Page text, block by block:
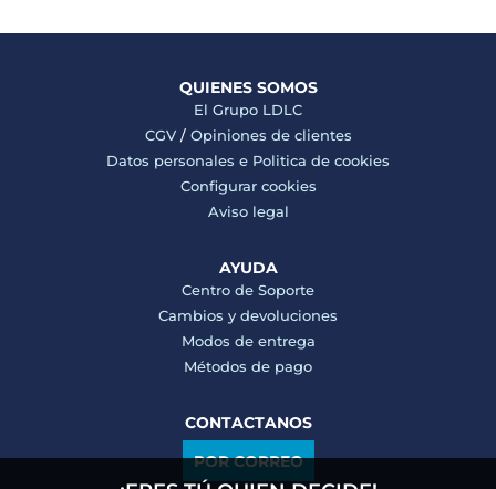
QUIENES SOMOS
El Grupo LDLC
CGV/ Opiniones de clientes
Datos personales e Politica de cookies
Configurar cookies
Aviso legal
AYUDA
Centro de Soporte
Cambios y devoluciones
Modos de entrega
Métodos de pago
CONTACTANOS
POR CORREO